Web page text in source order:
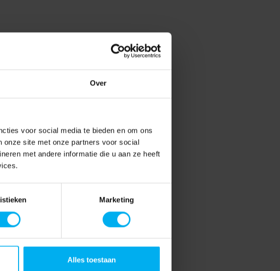
Over
voor social media te bieden en om ons
onze site met onze partners voor social
met andere informatie die u aan ze heeft
Marketing
Alles toestaan